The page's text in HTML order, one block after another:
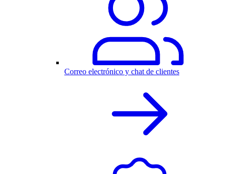
Correo electrónico y chat de clientes